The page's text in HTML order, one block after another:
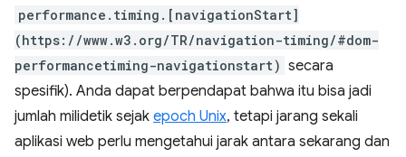
performance.timing.[navigationStart]
(https://www.w3.org/TR/navigation-timing/#dom-
performancetiming-navigationstart) secara
spesifik). Anda dapat berpendapat bahwa itu bisa jadi
jumlah milidetik sejak epoch Unix, tetapi jarang sekali
aplikasi web perlu mengetahui jarak antara sekarang dan